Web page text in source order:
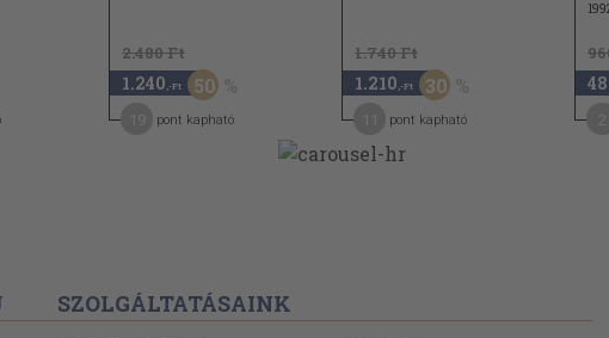
2.480 Ft
1.240 ,-Ft 50
pont kapható
1.740 Ft
1.210 ,-Ft 30
pont kapható
SZOLGÁLTATÁSAINK